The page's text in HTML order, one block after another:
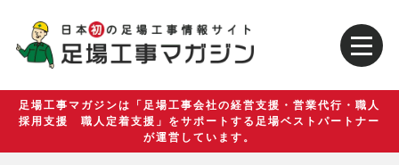
足場工事マガジンは「足場工事会社の経営支援・営業代行・職人
採用支援 職人定着支援」をサポートする足場ベストパートナー
が運営しています。